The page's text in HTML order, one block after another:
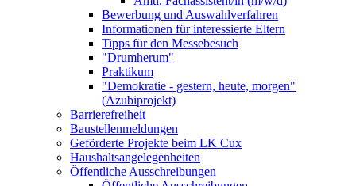
Bewerbung und Auswahlverfahren
Informationen für interessierte Eltern
Tipps für den Messebesuch
"Drumherum"
Praktikum
"Demokratie - gestern, heute, morgen"
(Azubiprojekt)
Barrierefreiheit
Baustellenmeldungen
Geförderte Projekte beim LK Cux
Haushaltsangelegenheiten
Öffentliche Ausschreibungen